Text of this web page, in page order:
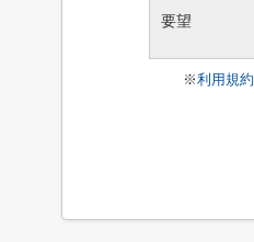
要望
※利用規約